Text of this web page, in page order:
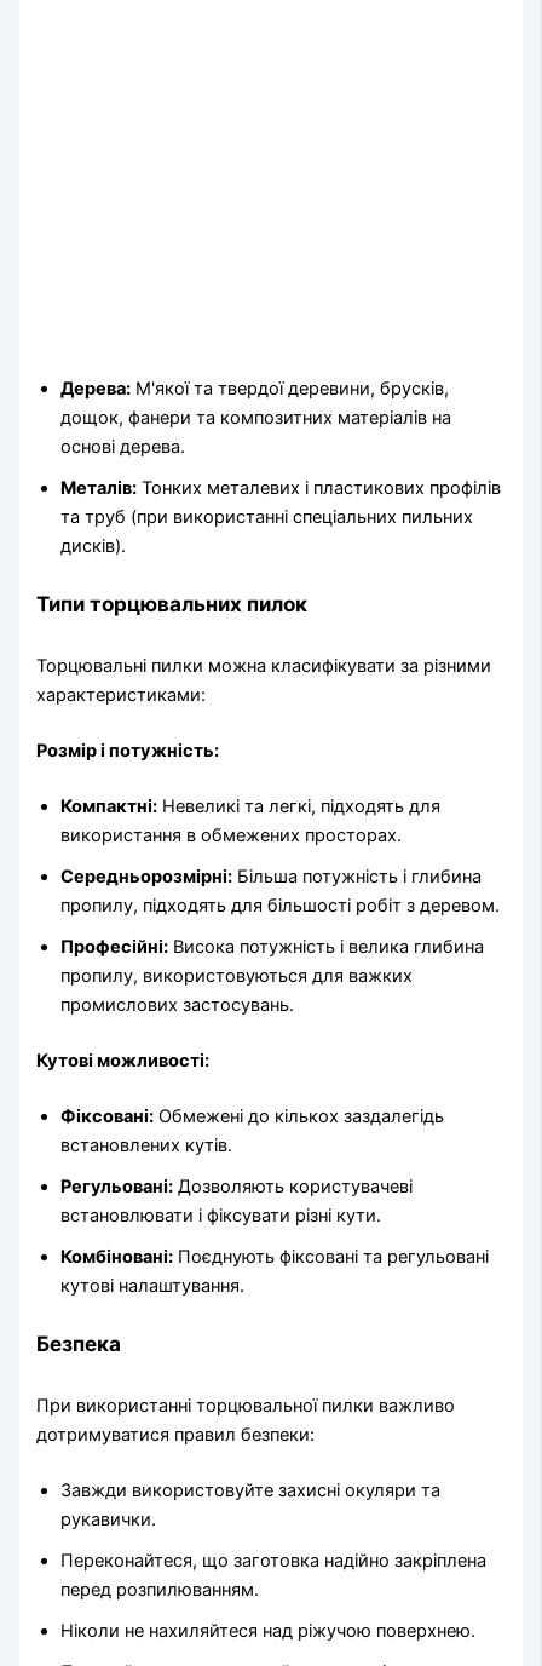
Дерева: М'якої та твердої деревини, брусків,
дощок, фанери та композитних матеріалів на
основі дерева.
Металів: Тонких металевих і пластикових профілів
та труб (при використанні спеціальних пильних
дисків).
Типи торцювальних пилок
Торцювальні пилки можна класифікувати за різними
характеристиками:
Розмір і потужність:
Компактні: Невеликі та легкі, підходять для
використання в обмежених просторах.
Середньорозмірні: Більша потужність і глибина
пропилу, підходять для більшості робіт з деревом.
Професійні: Висока потужність і велика глибина
пропилу, використовуються для важких
промислових застосувань.
Кутові можливості:
Фіксовані: Обмежені до кількох заздалегідь
встановлених кутів.
Регульовані: Дозволяють користувачеві
встановлювати і фіксувати різні кути.
Комбіновані: Поєднують фіксовані та регульовані
кутові налаштування.
Безпека
При використанні торцювальної пилки важливо
дотримуватися правил безпеки:
Завжди використовуйте захисні окуляри та
рукавички.
Переконайтеся, що заготовка надійно закріплена
перед розпилюванням.
Ніколи не нахиляйтеся над ріжучою поверхнею.